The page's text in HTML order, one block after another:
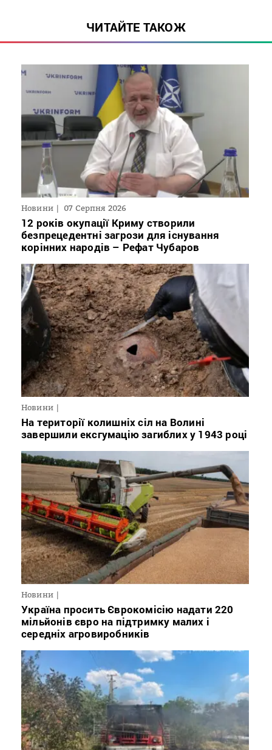
ЧИТАЙТЕ ТАКОЖ
Новини 07 Серпня 2026
12 років окупації Криму створили
безпрецедентні загрози для існування
корінних народів – Рефат Чубаров
Новини
На території колишніх сіл на Волині
завершили ексгумацію загиблих у 1943 році
Новини
Україна просить Єврокомісію надати 220
мільйонів євро на підтримку малих і
середніх агровиробників